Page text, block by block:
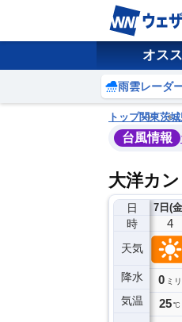
オス
雨雲レーダ
トップ関東茨
台風情報
大洋カ
日
時
天気
降水
気温
7日(
3
0ミリ
26℃
4
0 ミリ
25℃